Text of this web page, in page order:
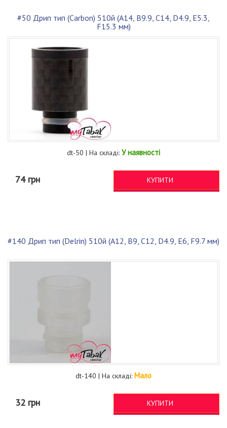
#50 Дрип тип (Carbon) 510й (A14, B9.9, C14, D4.9, E5.3,
F15.3 мм)
dt-50 | На складі: У наявності
74 грн КУПИТИ
#140 Дрип тип (Delrin) 510й (A12, B9, C12, D4.9, E6, F9.7 мм)
dt-140 | На складі: Мало
32 грн КУПИТИ